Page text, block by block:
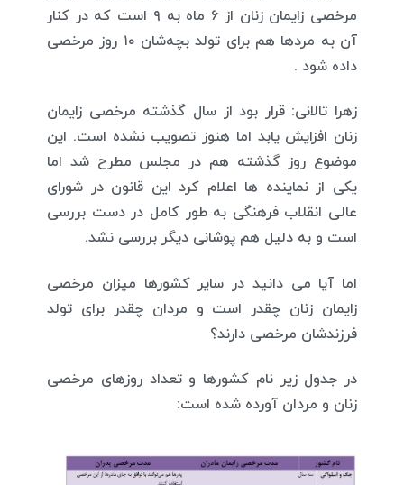
مرخصی زایمان زنان از ۶ ماه به ۹ است که در کنار
آن به مردها هم برای تولد بچه‌شان ۱۰ روز مرخصی
داده شود .
زهرا تالانی: قرار بود از سال گذشته مرخصی زایمان
زنان افزایش یابد اما هنوز تصویب نشده است. این
موضوع روز گذشته هم در مجلس مطرح شد اما
یکی از نماینده ها اعلام کرد این قانون در شورای
عالی انقلاب فرهنگی به طور کامل در دست بررسی
است و به دلیل هم پوشانی دیگر بررسی نشد.
اما آیا می دانید در سایر کشورها میزان مرخصی
زایمان زنان چقدر است و مردان چقدر برای تولد
فرزندشان مرخصی دارند؟
در جدول زیر نام کشورها و تعداد روزهای مرخصی
زنان و مردان آورده شده است: